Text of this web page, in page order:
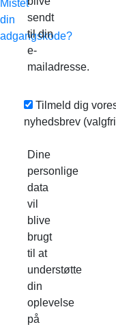
Mistet
din
adgangskode?
sendt
til din
e-
mailadresse.
Tilmeld dig
nyhedsbrev
Dine
personlige
data
vil
blive
brugt
til at
understøtte
din
oplevelse
på